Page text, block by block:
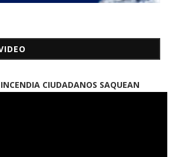
CIUDADANOS SAQUEAN